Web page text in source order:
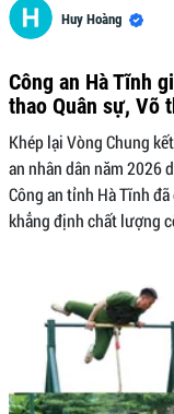
Huy Hoàng
Công an Hà Tĩnh
thao Quân sự, Võ
Khép lại Vòng Chung
an nhân dân năm 2026
Công an tỉnh Hà Tĩnh
khẳng định chất lượng